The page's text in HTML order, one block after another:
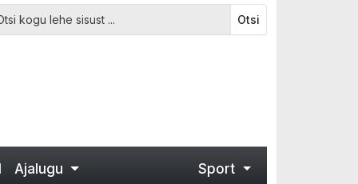
Otsi
Ajalugu Sport